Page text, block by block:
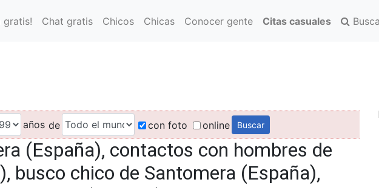
gratis! Chat gratis Chicos Chicas Conocer gente Citas casuales
años de con foto online
(España), contactos con hombres de
busco chico de Santomera (España),